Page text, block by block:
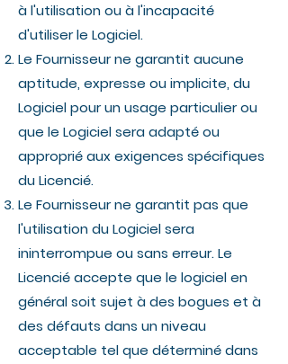
à l'utilisation ou à l'incapacité
d'utiliser le Logiciel.
Le Fournisseur ne garantit aucune
aptitude, expresse ou implicite, du
Logiciel pour un usage particulier ou
que le Logiciel sera adapté ou
approprié aux exigences spécifiques
du Licencié.
Le Fournisseur ne garantit pas que
l'utilisation du Logiciel sera
ininterrompue ou sans erreur. Le
Licencié accepte que le logiciel en
général soit sujet à des bogues et à
des défauts dans un niveau
acceptable tel que déterminé dans